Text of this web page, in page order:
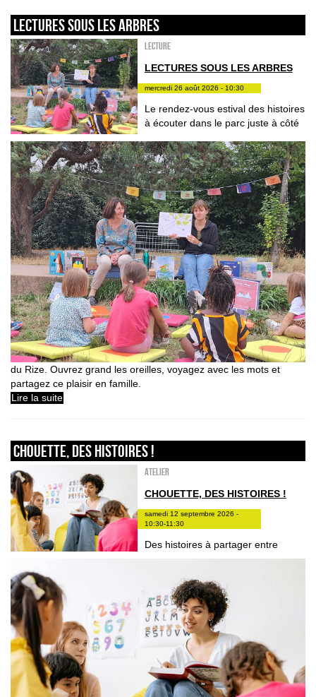
LECTURES SOUS LES ARBRES
Lecture
LECTURES SOUS LES ARBRES
mercredi 26 août 2026 - 10:30
Le rendez-vous estival des histoires
à écouter dans le parc juste à côté
du Rize. Ouvrez grand les oreilles, voyagez avec les mots et
partagez ce plaisir en famille.
Lire la suite
Chouette, des histoires !
Atelier
CHOUETTE, DES HISTOIRES !
samedi 12 septembre 2026 -
10:30-11:30
Des histoires à partager entre